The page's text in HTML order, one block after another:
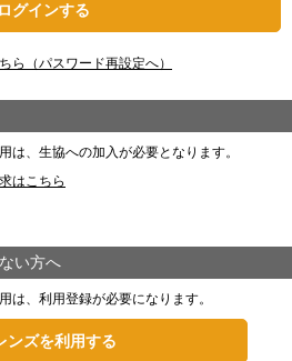
ログインする
ら（パスワード再設定へ）
は、生協への加入が必要となります。
はこちら
い方へ
は、利用登録が必要になります。
ンズを利用する